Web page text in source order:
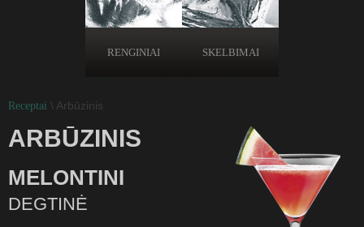
RENGINIAI SKELBIMAI
Receptai \ Arbūzinis
ARBŪZINIS
MELONTINI
DEGTINĖ